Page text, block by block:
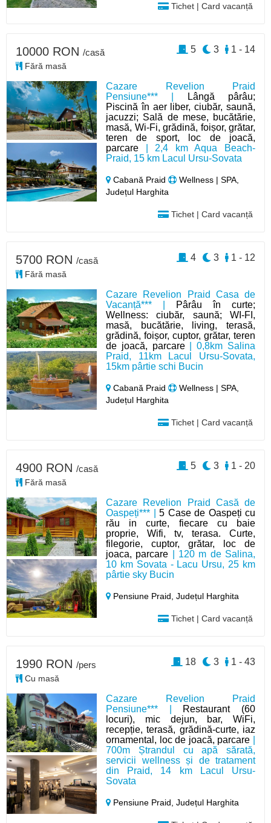
Tichet | Card vacanță
Cazare Revelion Praid
Pensiune*** |
Lângă pârâu;
Piscină în aer liber, ciubăr, saună,
jacuzzi; Sală de mese, bucătărie,
masă, Wi-Fi, grădină, foișor, grătar,
teren de sport, loc de joacă,
parcare | 2,4 km Aqua Beach-
Praid, 15 km Lacul Ursu-Sovata
Cabană Praid
Wellness | SPA,
Județul Harghita
Tichet | Card vacanță
10000 RON /casă
Fără masă
1 - 14
3
5
Cazare Revelion Praid Casa de
Vacanță*** |
Pârâu în curte;
Wellness: ciubăr, saună; WI-FI,
masă, bucătărie, living, terasă,
grădină, foișor, cuptor, grătar, teren
de joacă, parcare| 0,8km Salina
Praid, 11km Lacul Ursu-Sovata,
15km pârtie schi Bucin
Cabană Praid
Wellness | SPA,
Județul Harghita
Tichet | Card vacanță
5700 RON /casă
Fără masă
1 - 12
3
4
Cazare Revelion Praid Casă de
Oaspeți*** |5 Case de Oaspeți cu
rău in curte, fiecare cu baie
proprie, Wifi, tv, terasa. Curte,
filegorie, cuptor, grătar, loc de
joaca, parcare | 120 m de Salina,
10 km Sovata - Lacu Ursu, 25 km
pârtie sky Bucin
Pensiune Praid,Județul Harghita
Tichet | Card vacanță
4900 RON /casă
Fără masă
1 - 20
3
5
Cazare Revelion Praid
Pensiune*** | Restaurant (60
locuri), mic dejun, bar, WiFi,
recepție, terasă, grădină-curte, iaz
ornamental, loc de joacă, parcare
700m Ștrandul cu apă sărată,
servicii wellness și de tratament
din Praid, 14 km Lacul Ursu-
Sovata
Pensiune Praid,Județul Harghita
1990 RON /pers
Cu masă
1 - 43
3
18